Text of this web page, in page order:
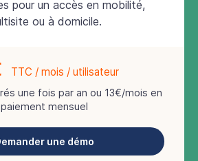
pour un accès en mobilité,
ou à domicile.
TTC / mois / utilisateur
une fois par an ou 13€/mois en
paiement mensuel
une démo